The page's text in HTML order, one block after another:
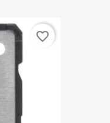
favorite_border